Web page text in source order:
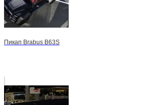
Пикап Brabus B63S